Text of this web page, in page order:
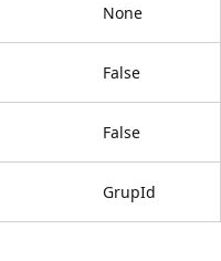
None
False
False
GrupId